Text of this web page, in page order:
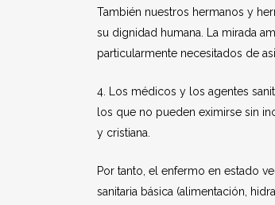
También nuestros hermanos y
su dignidad humana. La mirada
particularmente necesitados de
4. Los médicos y los agentes
los que no pueden eximirse sin
y cristiana.
Por tanto, el enfermo en estado
sanitaria básica (alimentación,